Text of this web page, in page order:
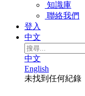
知識庫
聯絡我們
登入
中文
中文
English
未找到任何紀錄